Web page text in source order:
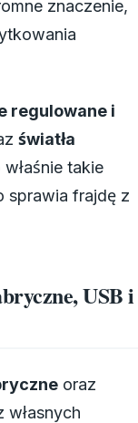
znaczenie,
regulowane i
światła
takie
sprawia frajdę z
USB i
oraz
własnych